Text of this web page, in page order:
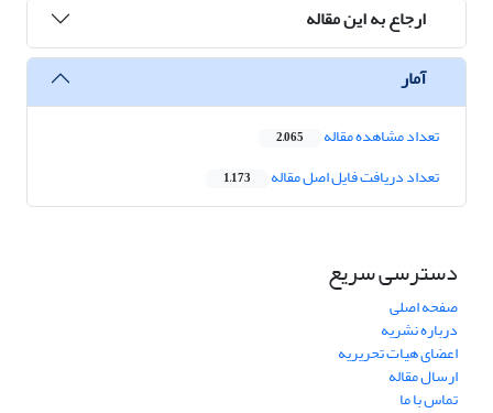
ارجاع به این مقاله
آمار
تعداد مشاهده مقاله 2,065
تعداد دریافت فایل اصل مقاله 1,173
دسترسی سریع
صفحه اصلی
درباره نشریه
اعضای هیات تحریریه
ارسال مقاله
تماس با ما